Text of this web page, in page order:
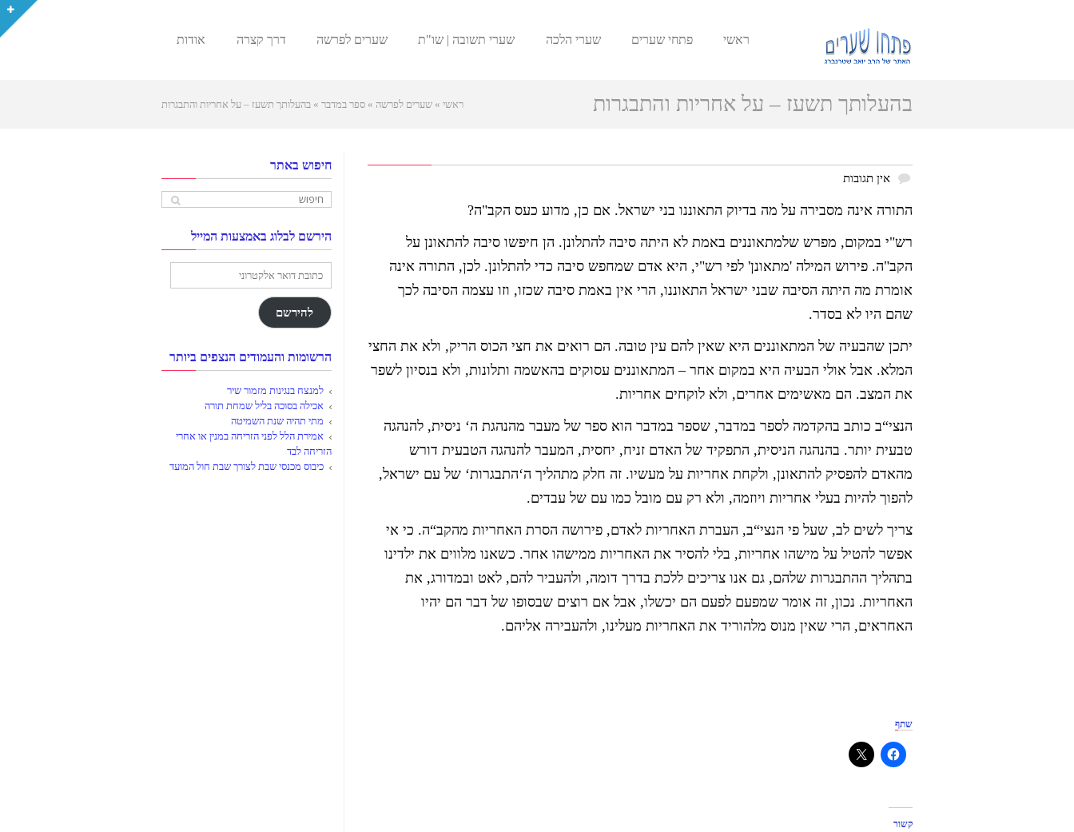
ראשי פתחי שערים שערי הלכה שערי תשובה | שו"ת שערים לפרשה דרך קצרה אודות
בהעלותך תשעז – על אחריות והתבגרות ראשי » שערים לפרשה » ספר במדבר » בהעלותך תשעז – על אחריות והתבגרות
אין תגובות
התורה אינה מסבירה על מה בדיוק התאוננו בני ישראל. אם כן, מדוע כעס הקב"ה?
רש"י במקום, מפרש שלמתאוננים באמת לא היתה סיבה להתלונן. הן חיפשו סיבה להתאונן על
הקב"ה. פירוש המילה 'מתאונן' לפי רש"י, היא אדם שמחפש סיבה כדי להתלונן. לכן, התורה אינה
אומרת מה היתה הסיבה שבני ישראל התאוננו, הרי אין באמת סיבה שכזו, וזו עצמה הסיבה לכך
שהם היו לא בסדר.
יתכן שהבעיה של המתאוננים היא שאין להם עין טובה. הם רואים את חצי הכוס הריק, ולא את החצי
המלא. אבל אולי הבעיה היא במקום אחר – המתאוננים עסוקים בהאשמה ותלונות, ולא בנסיון לשפר
את המצב. הם מאשימים אחרים, ולא לוקחים אחריות.
הנצי“ב כותב בהקדמה לספר במדבר, שספר במדבר הוא ספר של מעבר מהנהגת ה‘ ניסית, להנהגה
טבעית יותר. בהנהגה הניסית, התפקיד של האדם זניח, יחסית, המעבר להנהגה הטבעית דורש
מהאדם להפסיק להתאונן, ולקחת אחריות על מעשיו. זה חלק מתהליך ה‘התבגרות‘ של עם ישראל,
להפוך להיות בעלי אחריות ויוזמה, ולא רק עם מובל כמו עם של עבדים.
צריך לשים לב, שעל פי הנצי“ב, העברת האחריות לאדם, פירושה הסרת האחריות מהקב“ה. כי אי
אפשר להטיל על מישהו אחריות, בלי להסיר את האחריות ממישהו אחר. כשאנו מלווים את ילדינו
בתהליך ההתבגרות שלהם, גם אנו צריכים ללכת בדרך דומה, ולהעביר להם, לאט ובמדורג, את
האחריות. נכון, זה אומר שמפעם לפעם הם יכשלו, אבל אם רוצים שבסופו של דבר הם יהיו
האחראים, הרי שאין מנוס מלהוריד את האחריות מעלינו, ולהעבירה אליהם.
שתף
קשור
חיפוש באתר
הירשם לבלוג באמצעות המייל
אלקטרוני
להירשם
הרשומות והעמודים הנצפים ביותר
למנצח בנגינות מזמור שיר
אכילה בסוכה בליל שמחת תורה
מתי תהיה שנת השמיטה
אמירת הלל לפני הזריחה במנין או אחרי
הזריחה לבד
כיבוס מכנסי שבת לצורך שבת חול המועד